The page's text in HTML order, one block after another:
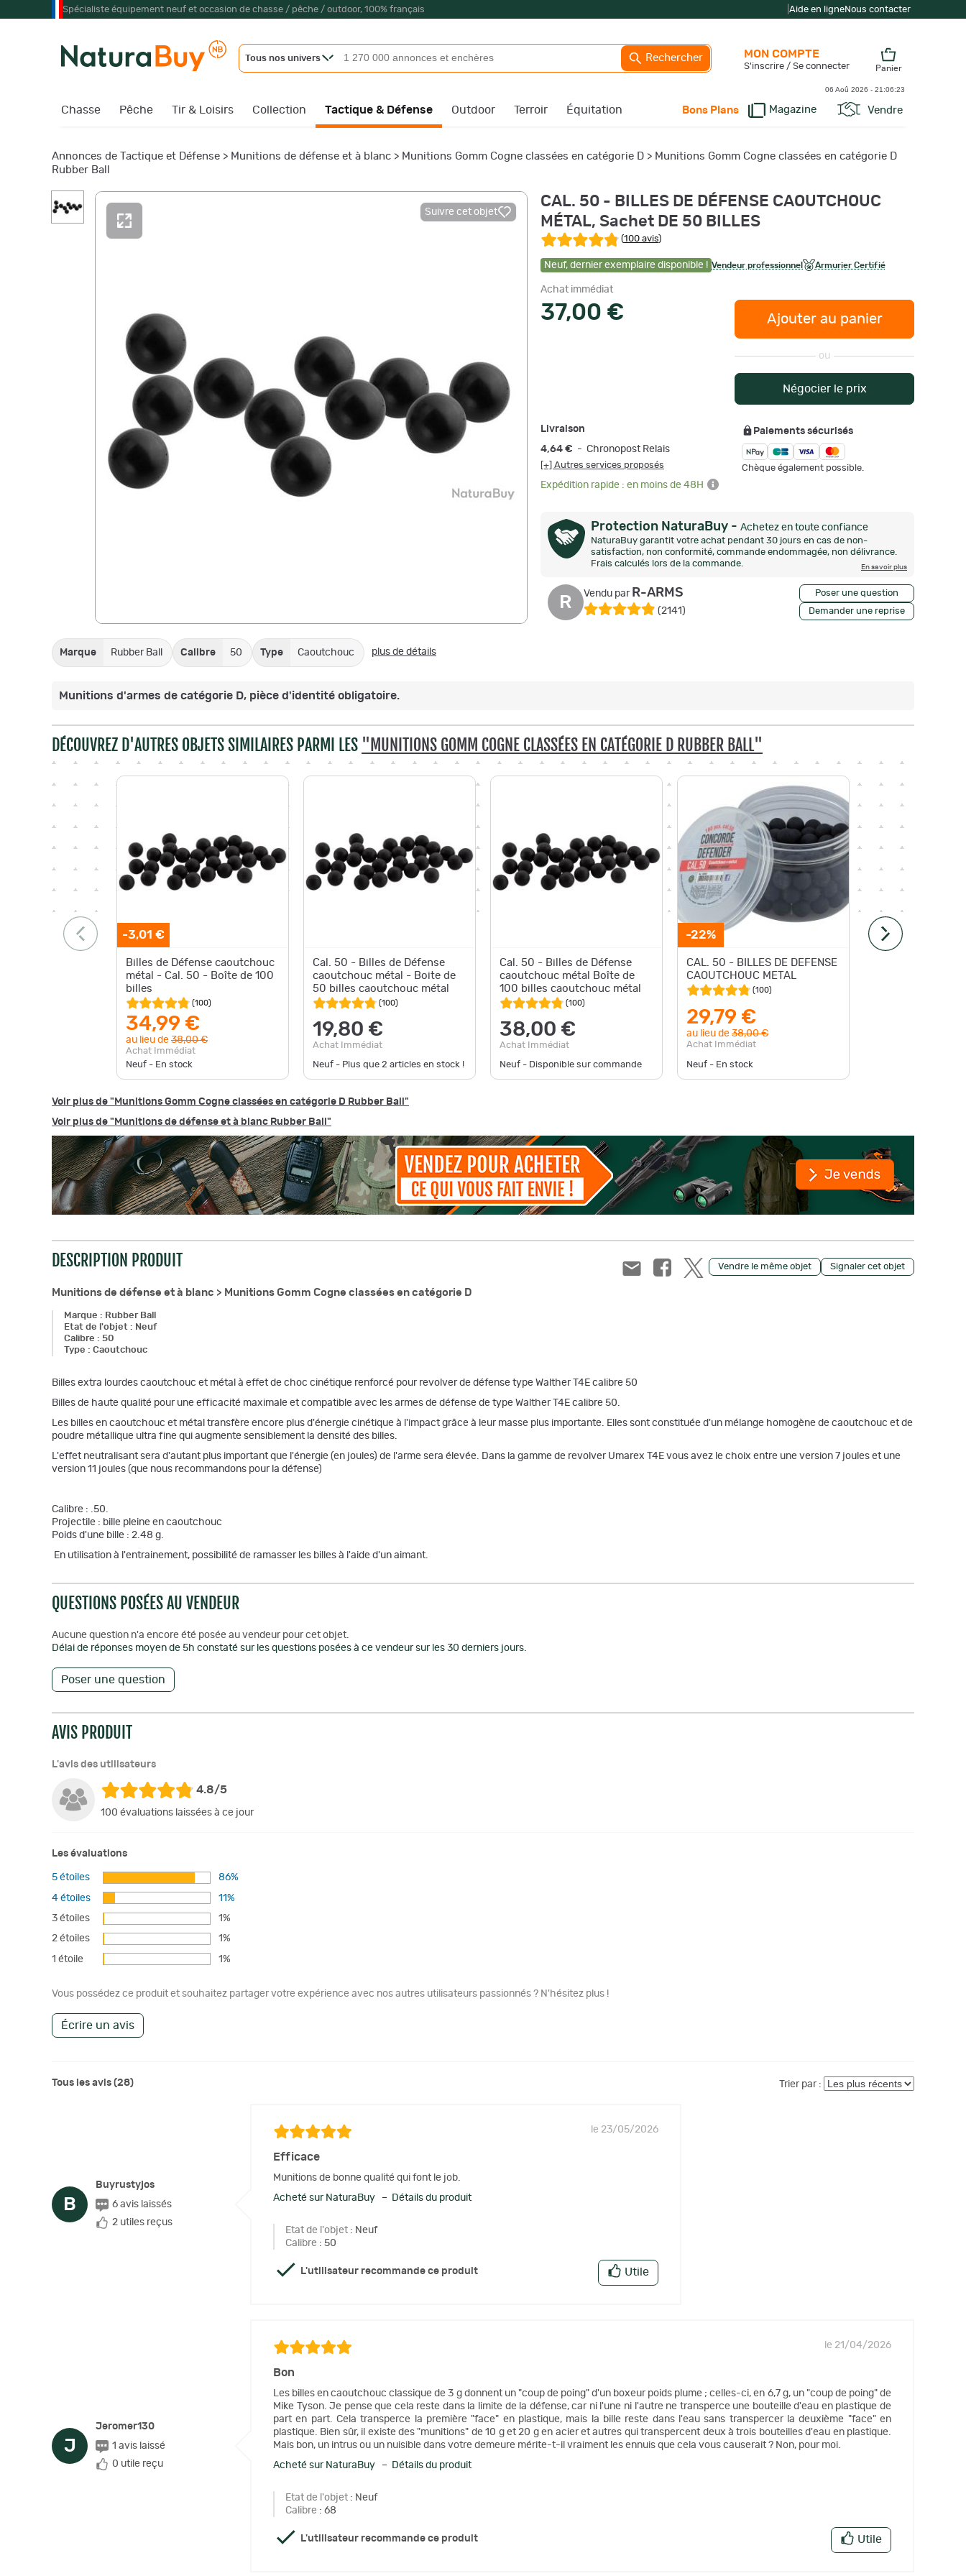
Spécialiste équipement neuf et occasion de chasse / pêche / outdoor, 100% français Aide en ligneNous contacter
Tous nos univers Rechercher
Chasse Pêche Tir & Loisirs Collection Tactique & Défense Outdoor Terroir Équitation Bons Plans Magazine Vendre
MON COMPTE
S'inscrire / Se connecter Panier
06 Aoû 2026 - 21:06:24
Annonces de Tactique et Défense > Munitions de défense et à blanc > Munitions Gomm Cogne classées en catégorie D > Munitions Gomm Cogne classées en catégorie D
Rubber Ball
Suivre cet objet
Marque Rubber Ball Calibre 50 Type Caoutchouc plus de détails
CAL. 50 - BILLES DE DÉFENSE CAOUTCHOUC
MÉTAL, Sachet DE 50 BILLES
(100 avis)
Neuf, dernier exemplaire disponible ! Vendeur professionnel Armurier Certifié
Achat immédiat
37,00 € Ajouter au panier
ou
Négocier le prix
Livraison
4,64 € - Chronopost Relais
[+] Autres services proposés
Expédition rapide : en moins de 48H
Paiements sécurisés
Chèque également possible.
Protection NaturaBuy - Achetez en toute confiance
NaturaBuy garantit votre achat pendant 30 jours en cas de non-
satisfaction, non conformité, commande endommagée, non délivrance.
Frais calculés lors de la commande.
En savoir plus
R Vendu par R-ARMS
(2141 ) Demander une reprise
Poser une question
Munitions d'armes de catégorie D, pièce d'identité obligatoire.
DÉCOUVREZ D'AUTRES OBJETS SIMILAIRES PARMI LES "MUNITIONS GOMM COGNE CLASSÉES EN CATÉGORIE D RUBBER BALL"
-3,01 €
Billes de Défense caoutchouc
métal - Cal. 50 - Boîte de 100
billes
(100)
34,99 €
au lieu de 38,00 €
Achat Immédiat
Neuf - En stock
Cal. 50 - Billes de Défense
caoutchouc métal - Boite de
50 billes caoutchouc métal
(100)
19,80 €
Achat Immédiat
Neuf - Plus que 2 articles en stock !
Cal. 50 - Billes de Défense
caoutchouc métal Boîte de
100 billes caoutchouc métal
(100)
38,00 €
Achat Immédiat
Neuf - Disponible sur commande
-22%
CAL. 50 - BILLES DE DEFENSE
CAOUTCHOUC METAL
(100)
29,79 €
au lieu de 38,00 €
Achat Immédiat
Neuf - En stock
Voir plus de "Munitions Gomm Cogne classées en catégorie D Rubber Ball"
Voir plus de "Munitions de défense et à blanc Rubber Ball"
Vendre le même objet Signaler cet objet
DESCRIPTION PRODUIT
Munitions de défense et à blanc > Munitions Gomm Cogne classées en catégorie D
Marque : Rubber Ball
Etat de l'objet : Neuf
Calibre : 50
Type : Caoutchouc
Billes extra lourdes caoutchouc et métal à effet de choc cinétique renforcé pour revolver de défense type Walther T4E calibre 50
Billes de haute qualité pour une efficacité maximale et compatible avec les armes de défense de type Walther T4E calibre 50.
Les billes en caoutchouc et métal transfère encore plus d'énergie cinétique à l'impact grâce à leur masse plus importante. Elles sont constituée d'un mélange homogène de caoutchouc et de
poudre métallique ultra fine qui augmente sensiblement la densité des billes.
L'effet neutralisant sera d'autant plus important que l'énergie (en joules) de l'arme sera élevée. Dans la gamme de revolver Umarex T4E vous avez le choix entre une version 7 joules et une
version 11 joules (que nous recommandons pour la défense)
Calibre : .50.
Projectile : bille pleine en caoutchouc
Poids d'une bille : 2.48 g.
En utilisation à l'entrainement, possibilité de ramasser les billes à l'aide d'un aimant.
QUESTIONS POSÉES AU VENDEUR
Aucune question n'a encore été posée au vendeur pour cet objet.
Délai de réponses moyen de 5h constaté sur les questions posées à ce vendeur sur les 30 derniers jours.
Poser une question
AVIS PRODUIT
L'avis des utilisateurs
4.8/5
100 évaluations laissées à ce jour
Les évaluations
5 étoiles 86%
4 étoiles 11%
3 étoiles 1%
2 étoiles 1%
1 étoile 1%
Vous possédez ce produit et souhaitez partager votre expérience avec nos autres utilisateurs passionnés ? N'hésitez plus !
Écrire un avis
Trier par :
Tous les avis (28)
B
Buyrustyjos
6 avis laissés
2 utiles reçus
le 23/05/2026
Efficace
Munitions de bonne qualité qui font le job.
Acheté sur NaturaBuy – Détails du produit
Etat de l'objet : Neuf
Calibre : 50
L'utilisateur recommande ce produit Utile
J
Jeromer130
1 avis laissé
0 utile reçu
le 21/04/2026
Bon
Les billes en caoutchouc classique de 3 g donnent un "coup de poing" d'un boxeur poids plume ; celles-ci, en 6,7 g, un "coup de poing" de
Mike Tyson. Je pense que cela reste dans la limite de la défense, car ni l'une ni l'autre ne transperce une bouteille d'eau en plastique de
part en part. Cela transperce la première "face" en plastique, mais la bille reste dans l'eau sans transpercer la deuxième "face" en
plastique. Bien sûr, il existe des "munitions" de 10 g et 20 g en acier et autres qui transpercent deux à trois bouteilles d'eau en plastique.
Mais bon, un intrus ou un nuisible dans votre demeure mérite-t-il vraiment les ennuis que cela vous causerait ? Non, pour moi.
Acheté sur NaturaBuy – Détails du produit
Etat de l'objet : Neuf
Calibre : 68
L'utilisateur recommande ce produit Utile